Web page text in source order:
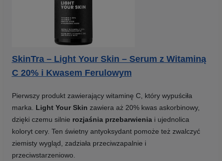
SkinTra – Light Your Skin – Serum z Witaminą
C 20% i Kwasem Ferulowym
Pierwszy produkt zawierający witaminę C, który wypuściła
marka. Light Your Skin zawiera aż 20% kwas askorbinowy,
dzięki czemu silnie rozjaśnia przebarwienia i ujednolica
koloryt cery. Ten świetny antyoksydant pomoże też zwalczyć
ziemisty wygląd, zadziała przeciwzapalnie i
przeciwstarzeniowo.